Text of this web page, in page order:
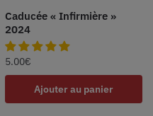
Caducée « Infirmière »
2024
5.00€
Ajouter au panier